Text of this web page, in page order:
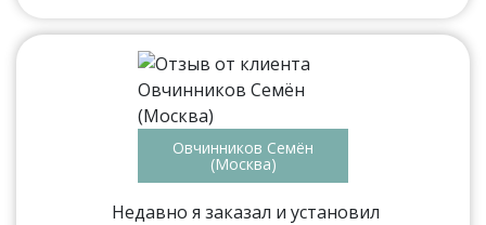
Овчинников Семён
(Москва)
Недавно я заказал и установил